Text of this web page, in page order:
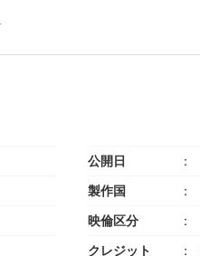
公開日
製作国
映倫区分
クレジット